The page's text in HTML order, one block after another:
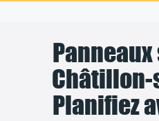
Planifiez